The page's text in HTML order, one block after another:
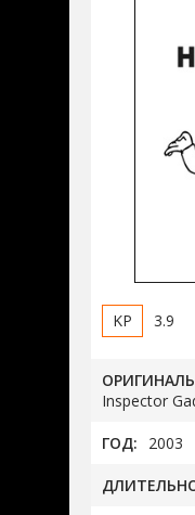
3.9
Inspector
ГОД: 2003